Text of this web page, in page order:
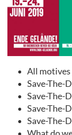
All motives
Save-The-
Save-The-
Save-The-
Save-The-